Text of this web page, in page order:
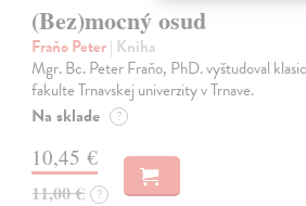
(Bez)mocný osud
Fraňo Peter| Kniha
Mgr. Bc. Peter Fraňo, PhD. vyštudoval
fakulte Trnavskej univerzity v Trnave.
Na sklade ?
10,45 €
11,00 € ?